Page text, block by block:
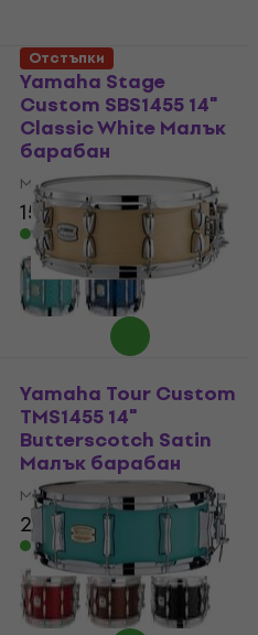
Yamaha Stage
Custom SBS1455 14"
Classic White Малък
барабан
Малък барабан
157 €169 €
- 7 %
В наличност
Отстъпки
Yamaha Tour Custom
TMS1455 14"
Butterscotch Satin
Малък барабан
Малък барабан
267 €309 €
- 14 %
В наличност